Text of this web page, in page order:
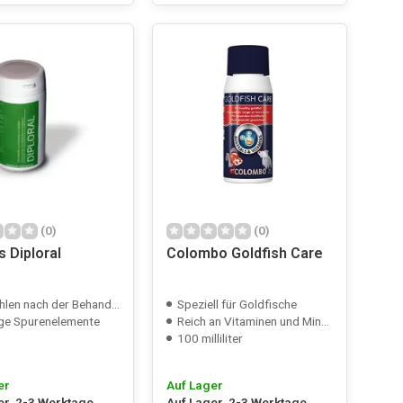
(0)
Diploral
der Behandlung von Krankheiten
Spurenelemente
(0)
Colombo Goldfish Care
Speziell für Goldfische
Reich an Vitaminen und Mineralstoffen
100 milliliter
Auf Lager